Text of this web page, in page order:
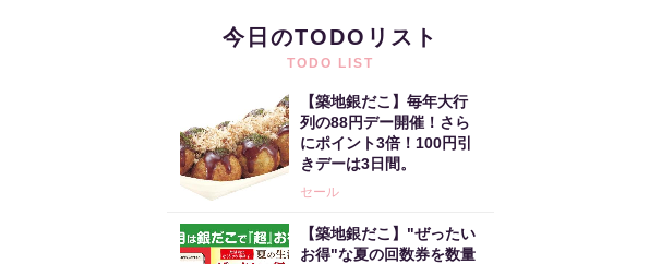
今日のTODOリスト
TODO LIST
【築地銀だこ】毎年大行
列の88円デー開催！さら
にポイント3倍！100円引
きデーは3日間。
セール
【築地銀だこ】"ぜったい
お得"な夏の回数券を数量